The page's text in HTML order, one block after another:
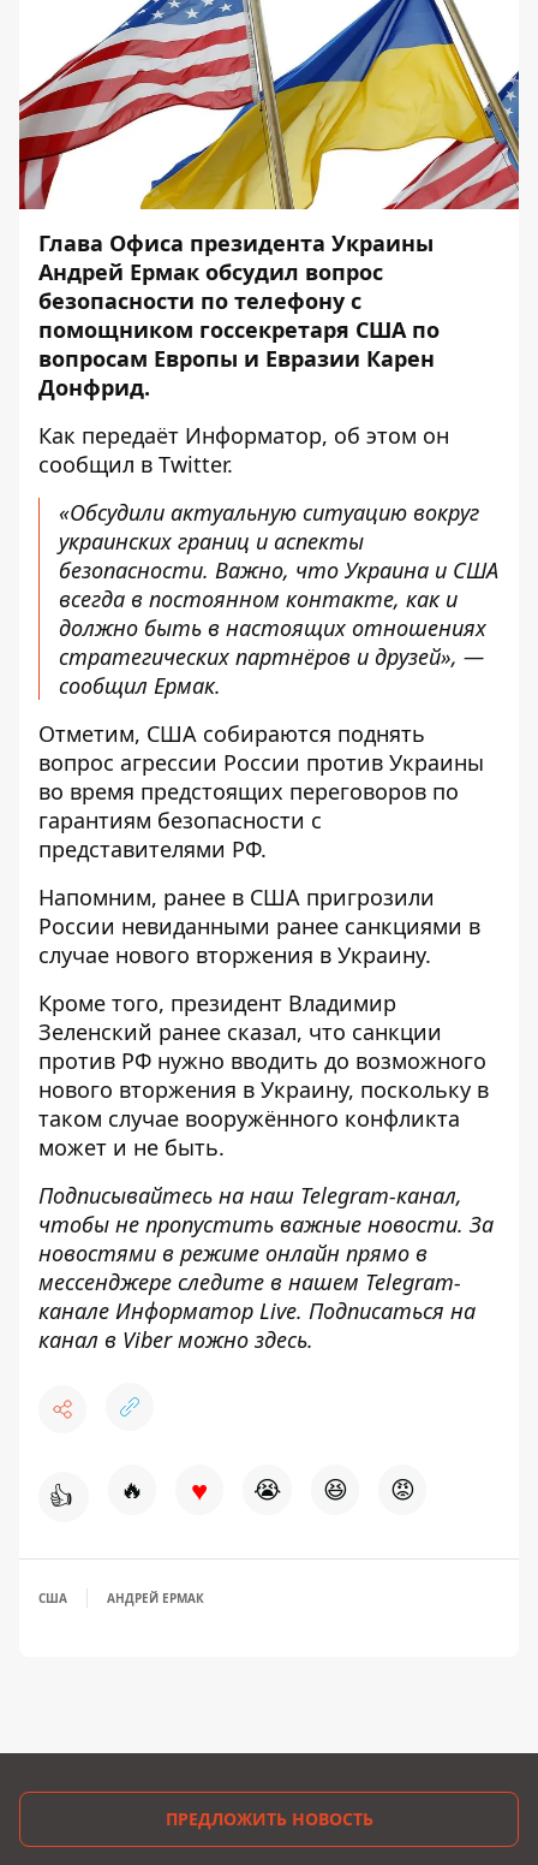
Глава Офиса президента Украины
Андрей Ермак обсудил вопрос
безопасности по телефону с
помощником госсекретаря США по
вопросам Европы и Евразии Карен
Донфрид.
Как передаёт Информатор, об этом он
сообщил в Twitter.
«Обсудили актуальную ситуацию вокруг
украинских границ и аспекты
безопасности. Важно, что Украина и США
всегда в постоянном контакте, как и
должно быть в настоящих отношениях
стратегических партнёров и друзей», —
сообщил Ермак.
Отметим, США собираются поднять
вопрос агрессии России против Украины
во время предстоящих переговоров по
гарантиям безопасности с
представителями РФ.
Напомним, ранее в США пригрозили
России невиданными ранее санкциями в
случае нового вторжения в Украину.
Кроме того, президент Владимир
Зеленский ранее сказал, что санкции
против РФ нужно вводить до возможного
нового вторжения в Украину, поскольку в
таком случае вооружённого конфликта
может и не быть.
Подписывайтесь на наш Telegram-канал,
чтобы не пропустить важные новости. За
новостями в режиме онлайн прямо в
мессенджере следите в нашем Telegram-
канале Информатор Live. Подписаться на
канал в Viber можно здесь.
👍 🔥 ♥ 😭 😆 😡
США АНДРЕЙ ЕРМАК
ПРЕДЛОЖИТЬ НОВОСТЬ